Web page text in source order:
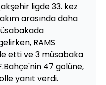
ligde 33. kez
arasında daha
RAMS
etti ve 3 müsabaka
47 golüne,
yanıt verdi.